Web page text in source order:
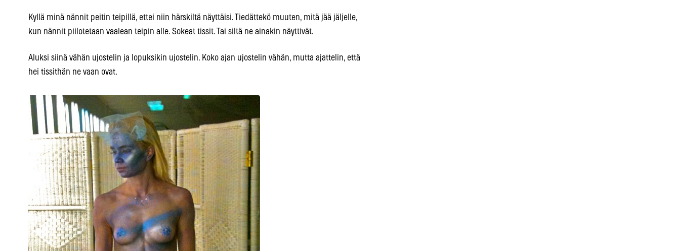
Kyllä minä nännit peitin teipillä, ettei niin härskiltä näyttäisi. Tiedättekö muuten, mitä jää jäljelle,
kun nännit piilotetaan vaalean teipin alle. Sokeat tissit. Tai siltä ne ainakin näyttivät.
Aluksi siinä vähän ujostelin ja lopuksikin ujostelin. Koko ajan ujostelin vähän, mutta ajattelin, että
hei tissithän ne vaan ovat.